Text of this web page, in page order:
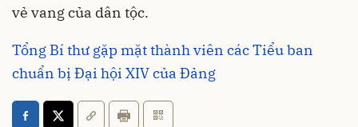
vẻ vang của dân tộc.
Tổng Bí thư gặp mặt thành viên các Tiểu ban
chuẩn bị Đại hội XIV của Đảng